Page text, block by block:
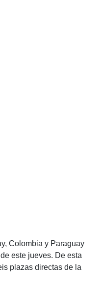
Colombia y Paraguay
este jueves. De esta
plazas directas de la